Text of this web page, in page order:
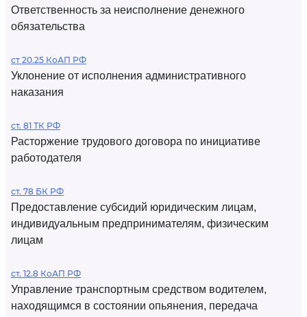
Ответственность за неисполнение денежного
обязательства
ст 20.25 КоАП РФ
Уклонение от исполнения административного
наказания
ст. 81 ТК РФ
Расторжение трудового договора по инициативе
работодателя
ст. 78 БК РФ
Предоставление субсидий юридическим лицам,
индивидуальным предпринимателям, физическим
лицам
ст. 12.8 КоАП РФ
Управление транспортным средством водителем,
находящимся в состоянии опьянения, передача